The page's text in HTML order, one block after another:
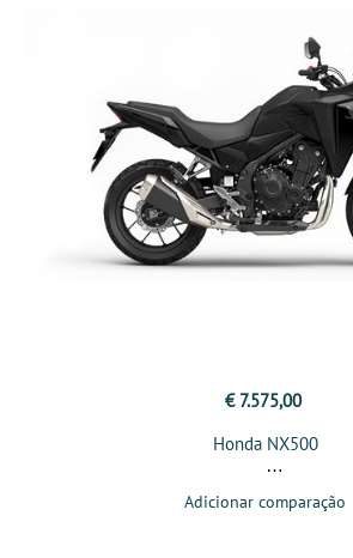
€ 7.575,00
Honda NX500
Adicionar comparação